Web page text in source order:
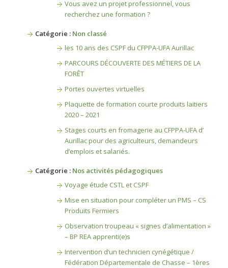
Vous avez un projet professionnel, vous
recherchez une formation ?
Catégorie : Non classé
les 10 ans des CSPF du CFPPA-UFA Aurillac
PARCOURS DÉCOUVERTE DES MÉTIERS DE LA
FORÊT
Portes ouvertes virtuelles
Plaquette de formation courte produits laitiers
2020 – 2021
Stages courts en fromagerie au CFPPA-UFA d’
Aurillac pour des agriculteurs, demandeurs
d’emplois et salariés.
Catégorie : Nos activités pédagogiques
Voyage étude CSTL et CSPF
Mise en situation pour compléter un PMS – CS
Produits Fermiers
Observation troupeau « signes d’alimentation »
– BP REA apprenti(e)s
Intervention d’un technicien cynégétique /
Fédération Départementale de Chasse – 1ères